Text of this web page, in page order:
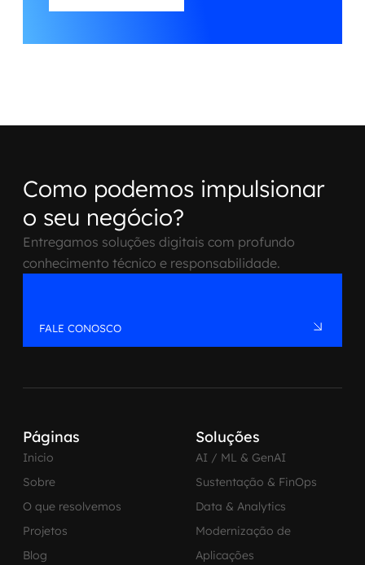
Como podemos impulsionar
o seu negócio?
Entregamos soluções digitais com profundo
conhecimento técnico e responsabilidade.
FALE CONOSCO
Páginas
Inicio
Sobre
O que resolvemos
Projetos
Blog
Soluções
AI / ML & GenAI
Sustentação & FinOps
Data & Analytics
Modernização de
Aplicações